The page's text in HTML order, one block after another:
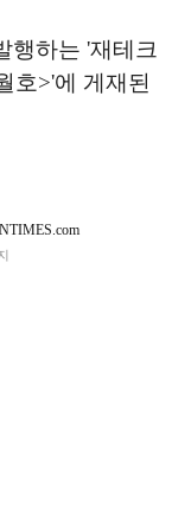
행하는 '재테크
호>'에 게재된